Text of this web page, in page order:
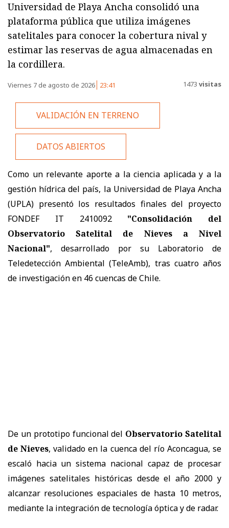
Universidad de Playa Ancha consolidó una
plataforma pública que utiliza imágenes
satelitales para conocer la cobertura nival y
estimar las reservas de agua almacenadas en
la cordillera.
Viernes 7 de agosto de 2026 23:41 1473 visitas
VALIDACIÓN EN TERRENO
DATOS ABIERTOS
Como un relevante aporte a la ciencia aplicada y a la
gestión hídrica del país, la Universidad de Playa Ancha
(UPLA) presentó los resultados finales del proyecto
FONDEF IT 2410092
"Consolidación del
Observatorio Satelital de Nieves a Nivel
Nacional", desarrollado por su Laboratorio de
Teledetección Ambiental (TeleAmb), tras cuatro años
de investigación en 46 cuencas de Chile.
De un prototipo funcional del Observatorio Satelital
de Nieves, validado en la cuenca del río Aconcagua, se
escaló hacia un sistema nacional capaz de procesar
imágenes satelitales históricas desde el año 2000 y
alcanzar resoluciones espaciales de hasta 10 metros,
mediante la integración de tecnología óptica y de radar.